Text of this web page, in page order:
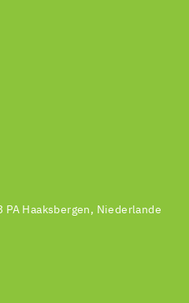
PA Haaksbergen, Niederlande